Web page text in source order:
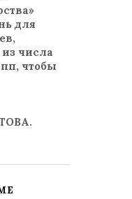
для
числа
чтобы